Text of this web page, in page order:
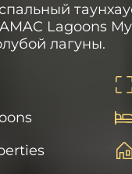
Lagoons
лагуны.